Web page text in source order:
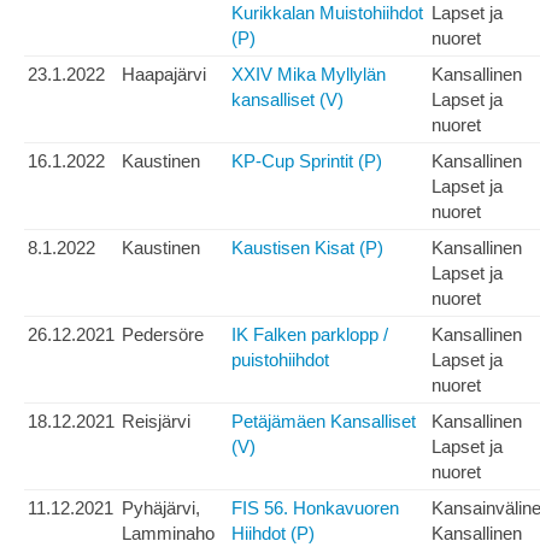
Kurikkalan Muistohiihdot
(P)
Lapset ja
nuoret
23.1.2022
Haapajärvi
XXIV Mika Myllylän
kansalliset (V)
Kansallinen
Lapset ja
nuoret
16.1.2022
Kaustinen KP-Cup Sprintit (P)
Kansallinen
Lapset ja
nuoret
8.1.2022
Kaustinen Kaustisen Kisat (P)
Kansallinen
Lapset ja
nuoret
26.12.2021 Pedersöre
IK Falken parklopp /
puistohiihdot
Kansallinen
Lapset ja
nuoret
18.12.2021 Reisjärvi
Petäjämäen Kansalliset
(V)
Kansallinen
Lapset ja
nuoret
11.12.2021 Pyhäjärvi,
Lamminaho
FIS 56. Honkavuoren
Hiihdot (P)
Kansallinen